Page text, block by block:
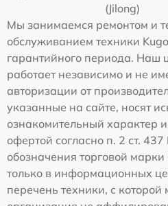
(Jilong)
Мы занимаемся ремонтом и
обслуживанием техники
гарантийного периода. Наш
работает независимо и не
авторизации от
указанные на сайте, носят
ознакомительный характер
офертой согласно п. 2 ст.
обозначения торговой
только в информационных
перечень техники, с